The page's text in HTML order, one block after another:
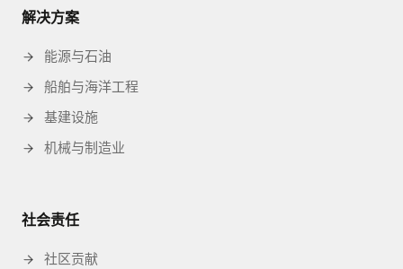
解决方案
能源与石油
船舶与海洋工程
基建设施
机械与制造业
社会责任
社区贡献